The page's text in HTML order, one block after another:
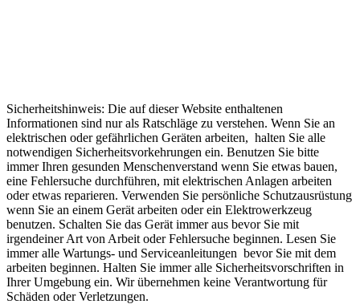
Sicherheitshinweis: Die auf dieser Website enthaltenen
Informationen sind nur als Ratschläge zu verstehen. Wenn Sie an
elektrischen oder gefährlichen Geräten arbeiten, halten Sie alle
notwendigen Sicherheitsvorkehrungen ein. Benutzen Sie bitte
immer Ihren gesunden Menschenverstand wenn Sie etwas bauen,
eine Fehlersuche durchführen, mit elektrischen Anlagen arbeiten
oder etwas reparieren. Verwenden Sie persönliche Schutzausrüstung
wenn Sie an einem Gerät arbeiten oder ein Elektrowerkzeug
benutzen. Schalten Sie das Gerät immer aus bevor Sie mit
irgendeiner Art von Arbeit oder Fehlersuche beginnen. Lesen Sie
immer alle Wartungs- und Serviceanleitungen bevor Sie mit dem
arbeiten beginnen. Halten Sie immer alle Sicherheitsvorschriften in
Ihrer Umgebung ein. Wir übernehmen keine Verantwortung für
Schäden oder Verletzungen.